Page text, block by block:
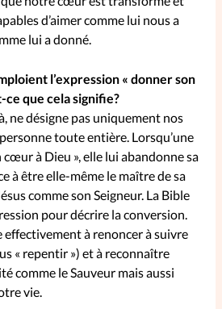
d’aimer comme lui nous a
lui a donné.
l’expression « donner son
ce que cela signifie?
ne désigne pas uniquement nos
toute entière. Lorsqu’une
à Dieu », elle lui abandonne sa
à être elle-même le maître de sa
comme son Seigneur. La Bible
pour décrire la conversion.
effectivement à renoncer à suivre
« repentir ») et à reconnaître
comme le Sauveur mais aussi
vie.